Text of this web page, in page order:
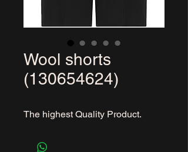
Wool shorts
(130654624)
The highest Quality Product.